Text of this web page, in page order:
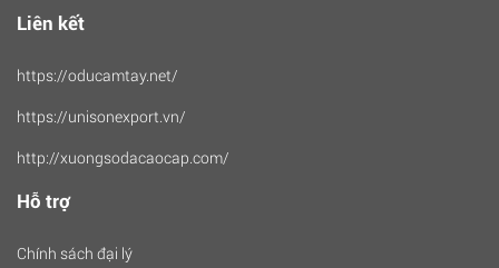
Liên kết
https://oducamtay.net/
https://unisonexport.vn/
http://xuongsodacaocap.com/
Hỗ trợ
Chính sách đại lý